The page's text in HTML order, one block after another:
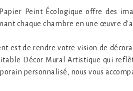
Peint Écologique offre des
chaque chambre en une œuvre
est de rendre votre vision de
Décor Mural Artistique qui
personnalisé, nous vous